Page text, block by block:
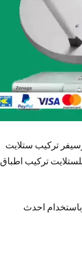
تركيب ستلايت
تركيب اطباق
احدث